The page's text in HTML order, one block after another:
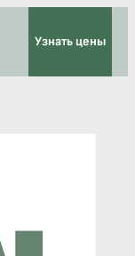
Узнать цены